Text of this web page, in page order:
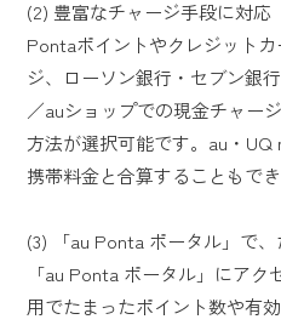
(2) 豊富なチャージ手段に対応
Pontaポイントやクレジット
ジ、ローソン銀行・セブン銀
／auショップでの現金チャー
方法が選択可能です。au・
携帯料金と合算することもでき
(3) 「au Ponta ポータル」で
「au Ponta ポータル」にアク
用でたまったポイント数や有